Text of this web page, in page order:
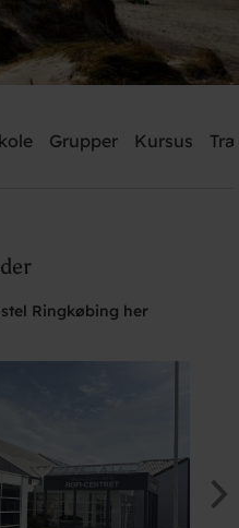
Grupper Kursus
Ringkøbing her